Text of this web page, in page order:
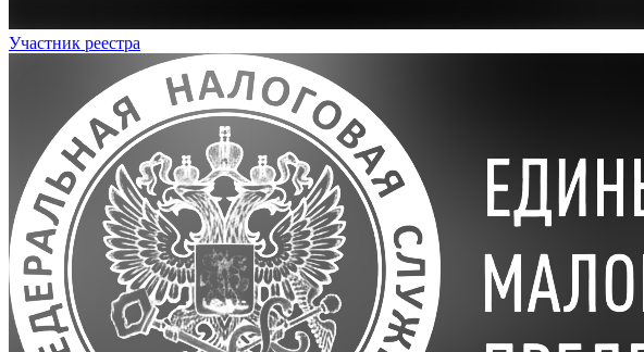
Участник реестра